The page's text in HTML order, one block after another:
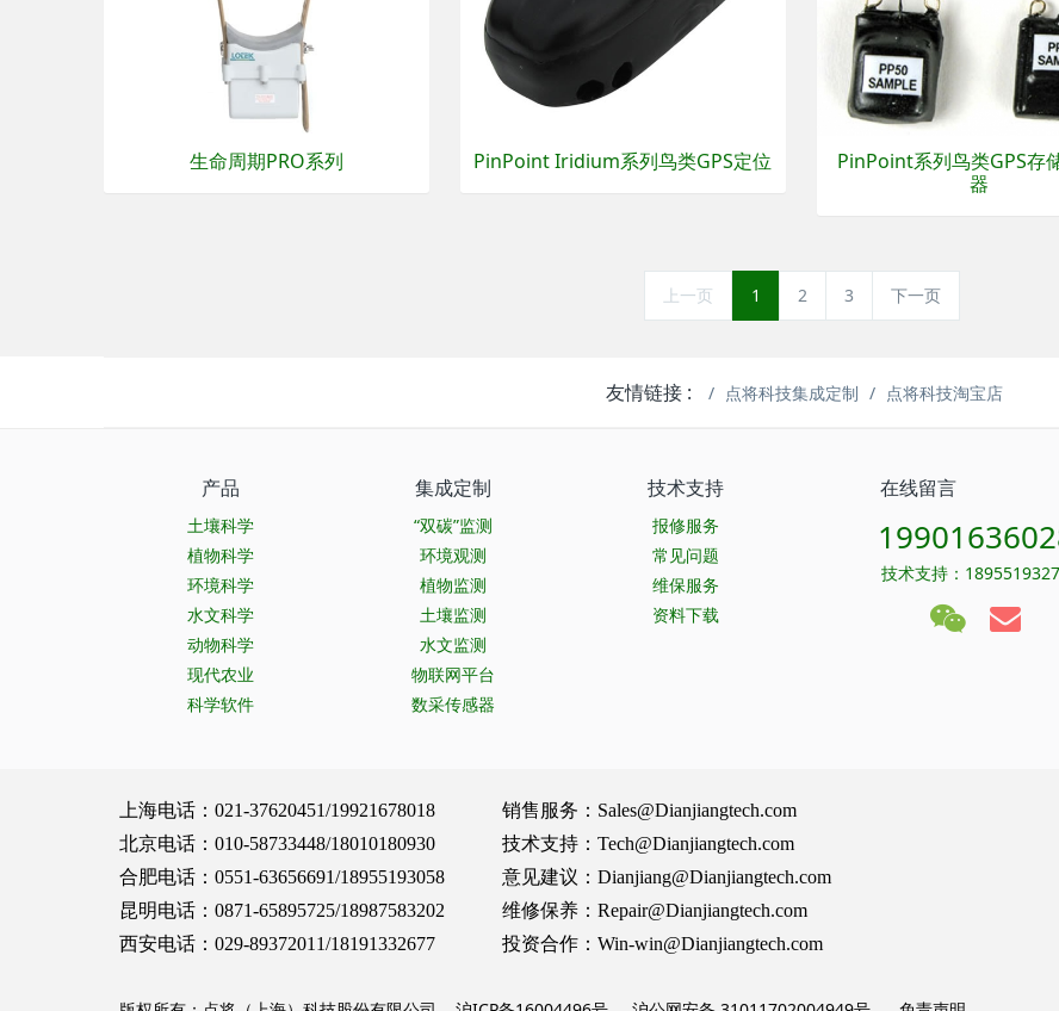
生命周期PRO系列 PinPoint Iridium系列鸟类GPS定位
PinPoint系列鸟类GPS存
器
上一页 1 2 3 下一页
友情链接 : 点将科技集成定制 点将科技淘宝店
产品
土壤科学
植物科学
环境科学
水文科学
动物科学
现代农业
科学软件
集成定制
“双碳”监测
环境观测
植物监测
土壤监测
水文监测
物联网平台
数采传感器
技术支持
报修服务
常见问题
维保服务
资料下载
在线留言
技术支持：
上海电话：021-37620451/19921678018 销售服务：Sales@Dianjiangtech.com
北京电话：010-58733448/18010180930 技术支持：Tech@Dianjiangtech.com
合肥电话：0551-63656691/18955193058 意见建议：Dianjiang@Dianjiangtech.com
昆明电话：0871-65895725/18987583202 维修保养：Repair@Dianjiangtech.com
西安电话：029-89372011/18191332677 投资合作：Win-win@Dianjiangtech.com